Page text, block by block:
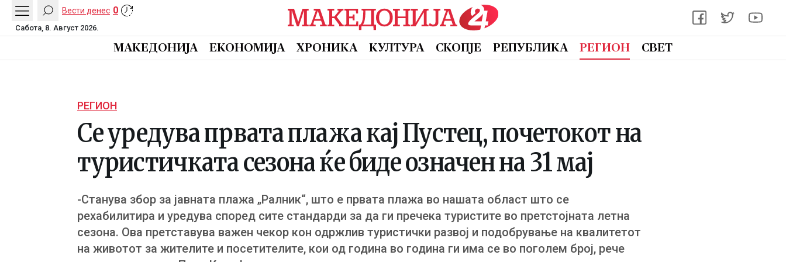
Вести денес 0
Сабота, 8. Август 2026.
МАКЕДОНИЈА ЕКОНОМИЈА ХРОНИКА КУЛТУРА СКОПЈЕ РЕПУБЛИКА РЕГИОН СВЕТ
РЕГИОН
Се уредува првата плажа кај Пустец, почетокот на
туристичката сезона ќе биде означен на 31 мај
-Станува збор за јавната плажа „Ралник“, што е првата плажа во нашата област што се
рехабилитира и уредува според сите стандарди за да ги пречека туристите во претстојната летна
сезона. Ова претставува важен чекор кон одржлив туристички развој и подобрување на квалитетот
на животот за жителите и посетителите, кои од година во година ги има се во поголем број, рече